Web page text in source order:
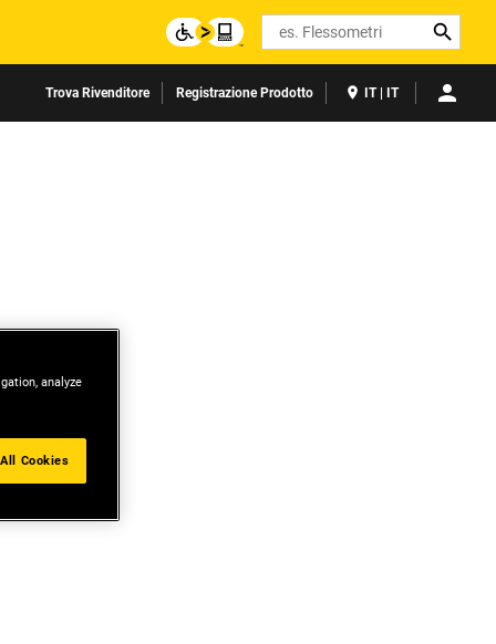
Search
Trova Rivenditore Registrazione Prodotto IT | IT
analyze
Cookies